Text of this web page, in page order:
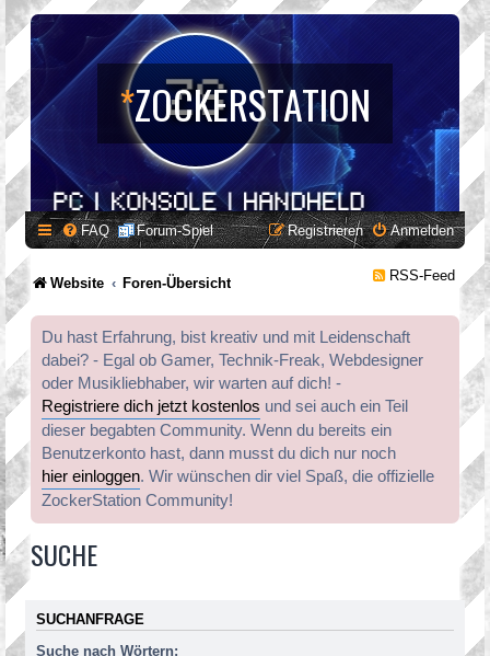
*ZOCKERSTATION
FAQ Forum-Spiel Anmelden
Registrieren
Website Foren-Übersicht RSS-Feed
Du hast Erfahrung, bist kreativ und mit Leidenschaft
dabei? - Egal ob Gamer, Technik-Freak, Webdesigner
oder Musikliebhaber, wir warten auf dich! -
Registriere dich jetzt kostenlos und sei auch ein Teil
dieser begabten Community. Wenn du bereits ein
Benutzerkonto hast, dann musst du dich nur noch
hier einloggen. Wir wünschen dir viel Spaß, die offizielle
ZockerStation Community!
SUCHE
SUCHANFRAGE
Suche nach Wörtern: